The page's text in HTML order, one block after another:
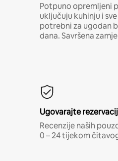
Potpuno opremljeni
uključuju kuhinju i
potrebni za ugodan
dana. Savršena
Ugovarajte
Recenzije naših
0 – 24 tijekom